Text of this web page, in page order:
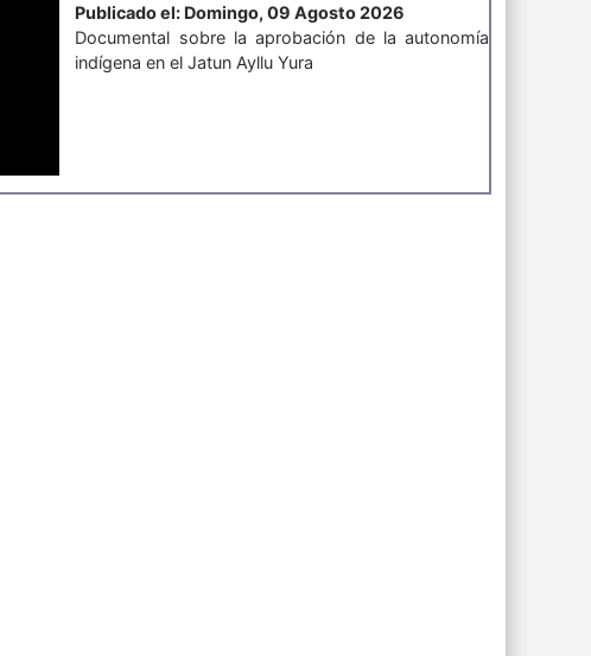
Publicado el: Domingo, 09 Agosto 2026
Documental sobre la aprobación de la autonomía
indígena en el Jatun Ayllu Yura